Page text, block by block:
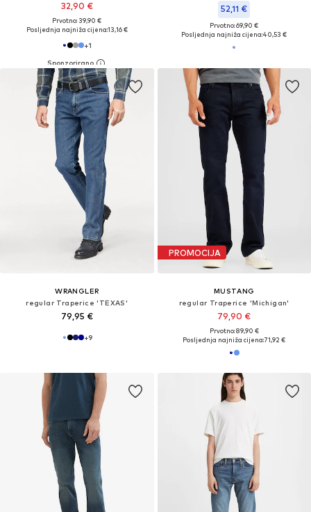
32,90 €
Prvotno: 39,90 €
Posljednja najniža cijena:13,16 €
+1
52,11 €
Prvotno: 69,90 €
Posljednja najniža cijena:40,53 €
WRANGLER
regular Traperice 'TEXAS'
79,95 €
+9
PROMOCIJA
MUSTANG
regular Traperice 'Michigan'
79,90 €
Prvotno: 89,90 €
Posljednja najniža cijena:71,92 €